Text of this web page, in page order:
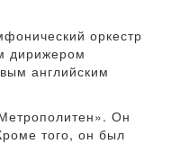
оркестр
дирижером
английским
Он
того, он был